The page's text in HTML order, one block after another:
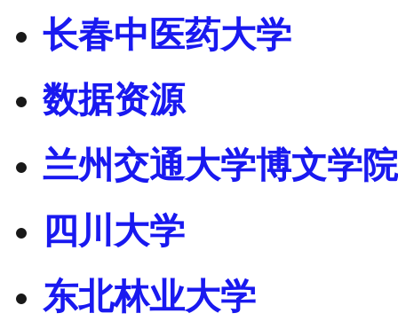
长春中医药大学
数据资源
兰州交通大学博文学院
四川大学
东北林业大学